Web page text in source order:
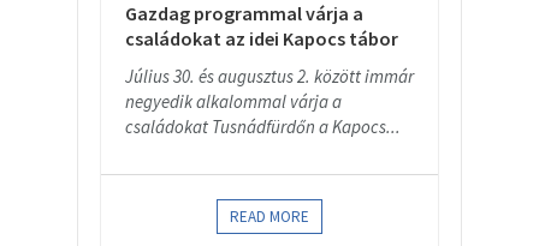
Gazdag programmal várja a
családokat az idei Kapocs tábor
Július 30. és augusztus 2. között immár
negyedik alkalommal várja a
családokat Tusnádfürdőn a Kapocs...
READ MORE